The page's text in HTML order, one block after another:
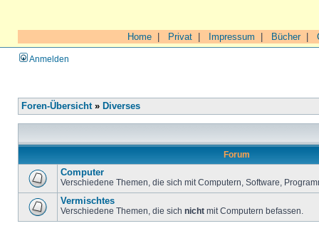
Home Privat Impressum Bücher|
Anmelden
Foren-Übersicht» Diverses
Forum
Computer
Verschiedene Themen, die sich mit Computern, Software,
Vermischtes
Verschiedene Themen, die sich nicht mit Computern befassen.